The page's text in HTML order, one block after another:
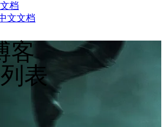
档
文文档
客
表